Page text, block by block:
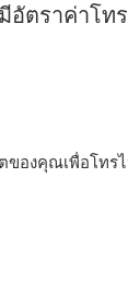
อัตราค่าโท
ของคุณเพื่อโทร